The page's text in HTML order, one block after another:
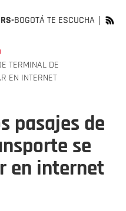
BOGOTÁ TE ESCUCHA
TERMINAL DE
EN INTERNET
pasajes de
se
en internet